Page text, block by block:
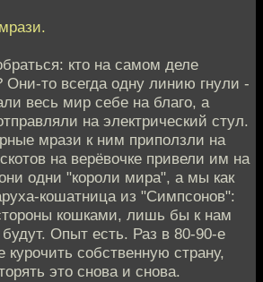
кто на самом деле
Они-то всегда одну линию гнули -
весь мир себе на благо, а
на электрический стул.
мрази к ним приползли на
на верёвочке привели им на
одни "короли мира", а мы как
кошатница из "Симпсонов":
кошками, лишь бы к нам
Опыт есть. Раз в 80-90-е
курочить собственную страну,
это снова и снова.